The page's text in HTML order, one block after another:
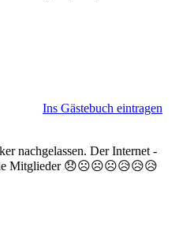
Ins Gästebuch eintragen
nachgelassen. Der Internet -
Mitglieder 😞☹️☹️☹️😥😥😥